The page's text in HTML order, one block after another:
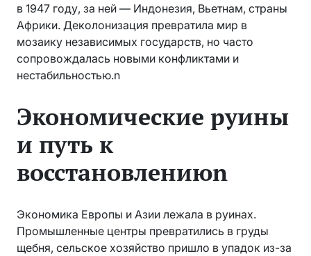
в 1947 году, за ней — Индонезия, Вьетнам, страны
Африки. Деколонизация превратила мир в
мозаику независимых государств, но часто
сопровождалась новыми конфликтами и
нестабильностью.n
Экономические руины
и путь к
восстановлениюn
Экономика Европы и Азии лежала в руинах.
Промышленные центры превратились в груды
щебня, сельское хозяйство пришло в упадок из-за